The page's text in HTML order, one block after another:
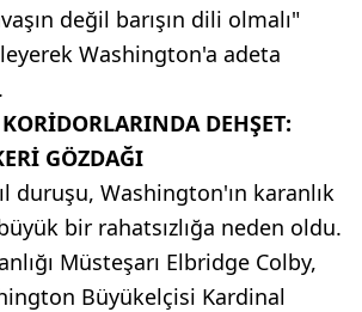
değil barışın dili olmalı"
Washington'a adeta
DEHŞET:
GÖZDAĞI
duruşu, Washington'ın karanlık
bir rahatsızlığa neden oldu.
Müsteşarı Elbridge Colby,
Büyükelçisi Kardinal